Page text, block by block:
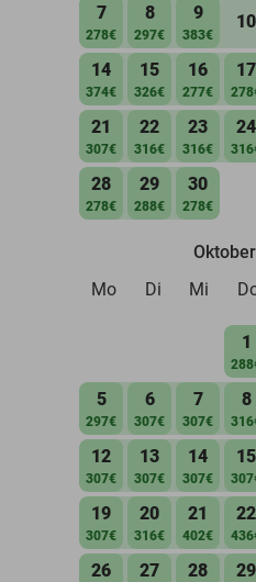
7
278€
8
297€
9
383€
10
14
374€
15
326€
16
277€
17
21
307€
22
316€
23
316€
24
28
278€
29
288€
30
278€
Mo
Di Mi
1
5
297€
6
307€
7
307€
8
12
307€
13
307€
14
307€
15
19
307€
20
316€
21
402€
22
26 27 28 29